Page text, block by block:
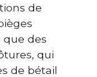
de
que des
qui
de bétail